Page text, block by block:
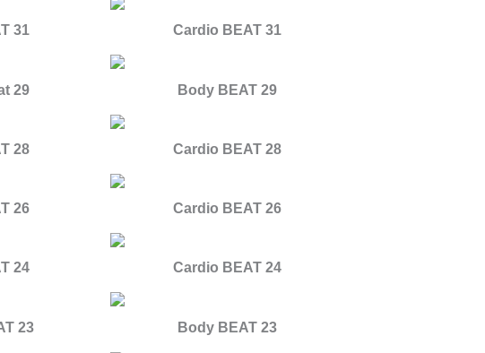
31 Cardio BEAT 31
29 Body BEAT 29
28 Cardio BEAT 28
26 Cardio BEAT 26
24 Cardio BEAT 24
23 Body BEAT 23